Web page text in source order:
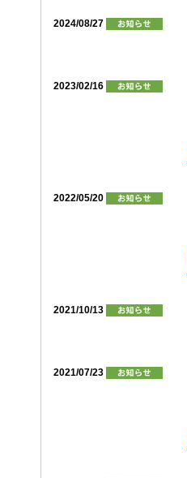
2024/08/27
2023/02/16
2022/05/20
2021/10/13
2021/07/23